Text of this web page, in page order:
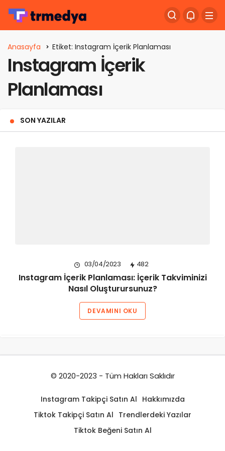
Anasayfa Etiket: Instagram İçerik Planlaması
Instagram İçerik
Planlaması
SON YAZILAR
03/04/2023 482
Instagram İçerik Planlaması: İçerik Takviminizi
Nasıl Oluşturursunuz?
DEVAMINI OKU
© 2020-2023 - Tüm Hakları Saklıdır
Instagram Takipçi Satın Al Hakkımızda
Tiktok Takipçi Satın Al Trendlerdeki Yazılar
Tiktok Beğeni Satın Al